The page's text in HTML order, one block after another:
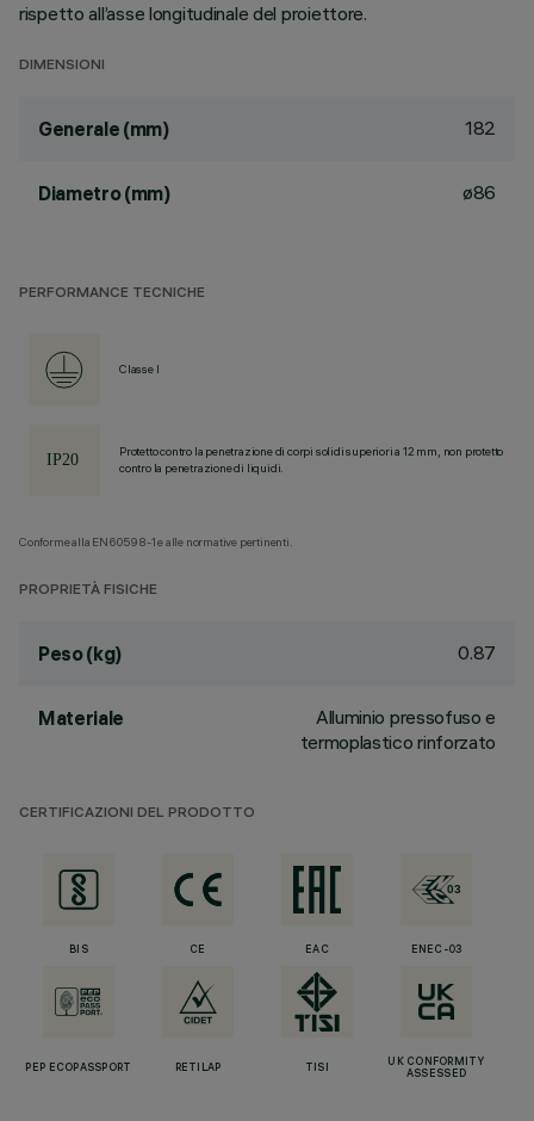
rispetto all’asse longitudinale del proiettore.
DIMENSIONI
Generale (mm) 182
Diametro (mm) ø86
PERFORMANCE TECNICHE
Classe I
Protetto contro la penetrazione di corpi solidi superiori a 12 mm, non protetto
contro la penetrazione di liquidi.
Conforme alla EN60598-1 e alle normative pertinenti.
PROPRIETÀ FISICHE
Peso (kg) 0.87
Materiale
Alluminio pressofuso e
termoplastico rinforzato
CERTIFICAZIONI DEL PRODOTTO
BIS CE EAC ENEC-03
PEP ECOPASSPORT RETILAP TISI
UK CONFORMITY
ASSESSED